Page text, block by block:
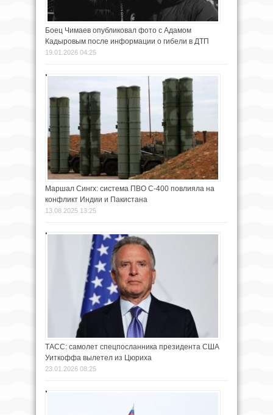
Боец Чимаев опубликовал фото с Адамом
Кадыровым после информации о гибели в ДТП
19.01.2026 04:25
Маршал Сингх: система ПВО С-400 повлияла на
конфликт Индии и Пакистана
13.08.2025 13:25
ТАСС: самолет спецпосланника президента США
Уиткоффа вылетел из Цюриха
23.01.2026 08:25